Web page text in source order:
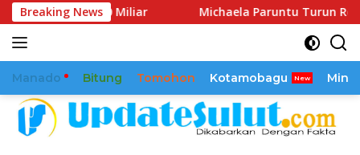
Langsung
ke
konten
Breaking News
30 Miliar Michaela Paruntu Turun Reses, Sejumlah
Manado Bitung Tomohon Kotamobagu